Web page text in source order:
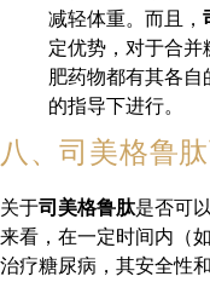
减轻体重。而且，
定优势，对于合
肥药物都有其各
的指导下进行。
八、司美格鲁
关于司美格鲁肽是否可
来看，在一定时间内（
治疗糖尿病，其安全性